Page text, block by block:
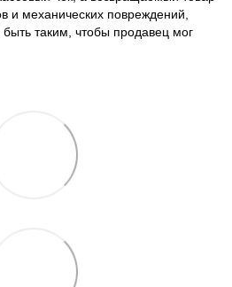
и механических повреждений,
таким, чтобы продавец мог